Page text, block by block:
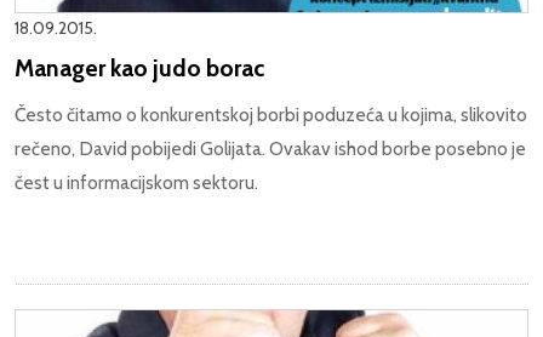
18.09.2015.
Manager kao judo borac
Često čitamo o konkurentskoj borbi poduzeća u kojima, slikovito
rečeno, David pobijedi Golijata. Ovakav ishod borbe posebno je
čest u informacijskom sektoru.